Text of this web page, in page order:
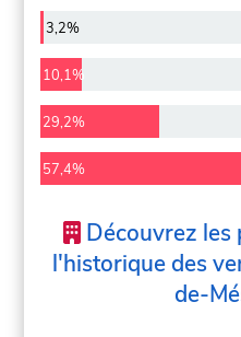
3,2%
10,1%
29,2%
57,4%
Découvrez
l'historique des
de-